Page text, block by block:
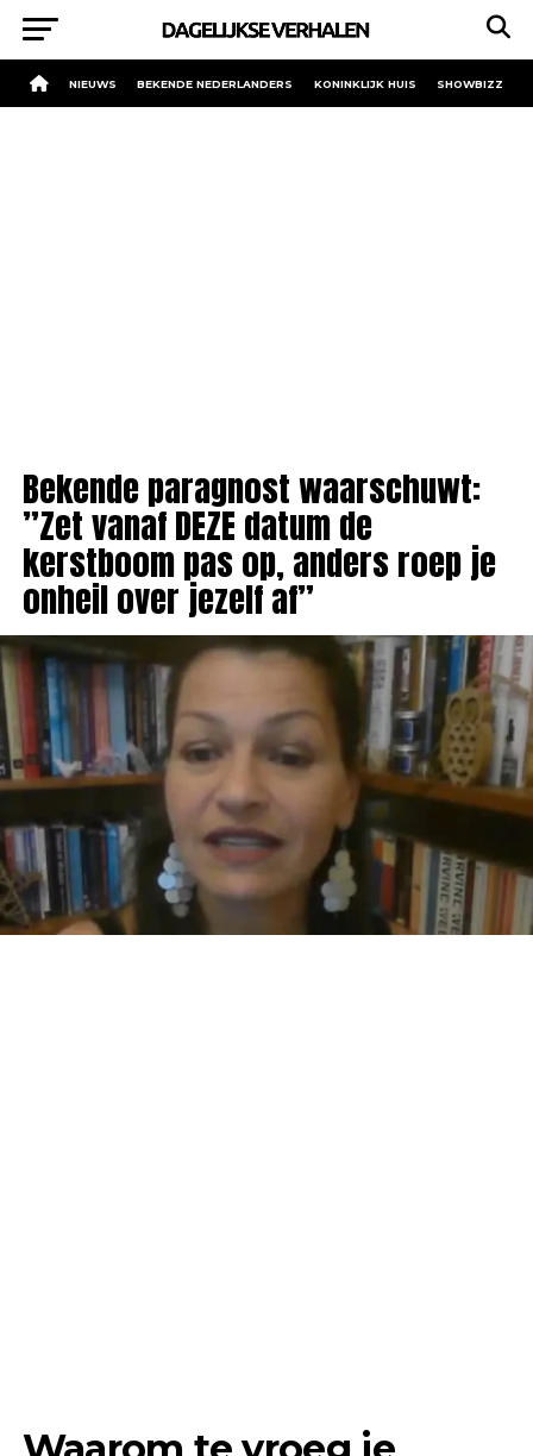
NIEUWS BEKENDE NEDERLANDERS KONINKLIJK HUIS SHOWBIZZ
Bekende paragnost waarschuwt:
”Zet vanaf DEZE datum de
kerstboom pas op, anders roep je
onheil over jezelf af”